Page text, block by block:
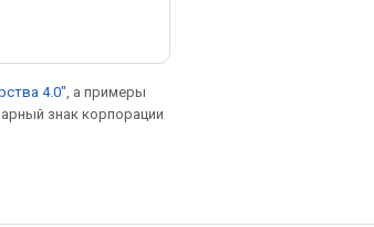
4.0" , а примеры
знак корпорации